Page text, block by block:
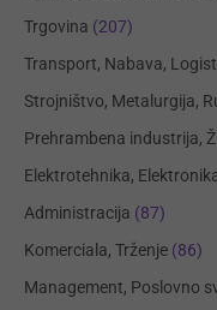
Trgovina (207)
Transport, Nabava,
Strojništvo, Metalurgija,
Prehrambena industrija,
Elektrotehnika,
Administracija (87)
Komerciala, Trženje (86)
Management, Poslovno